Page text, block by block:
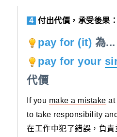
4 付出代價，承受後果：
pay for (it) 為
pay for your
代價
If you make a mistake at
to take responsibility and
在工作中犯了錯誤，負